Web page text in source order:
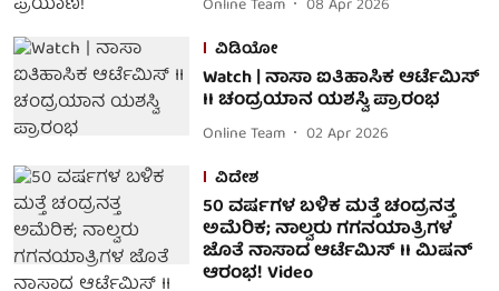
ವಿಡಿಯೋ
Watch | ನಾಸಾ ಐತಿಹಾಸಿಕ ಆರ್ಟೆಮಿಸ್
II ಚಂದ್ರಯಾನ ಯಶಸ್ವಿ ಪ್ರಾರಂಭ
Online Team
02 Apr 2026
ವಿದೇಶ
50 ವರ್ಷಗಳ ಬಳಿಕ ಮತ್ತೆ ಚಂದ್ರನತ್ತ
ಅಮೆರಿಕ; ನಾಲ್ವರು ಗಗನಯಾತ್ರಿಗಳ
ಜೊತೆ ನಾಸಾದ ಆರ್ಟೆಮಿಸ್ II ಮಿಷನ್
ಆರಂಭ! Video